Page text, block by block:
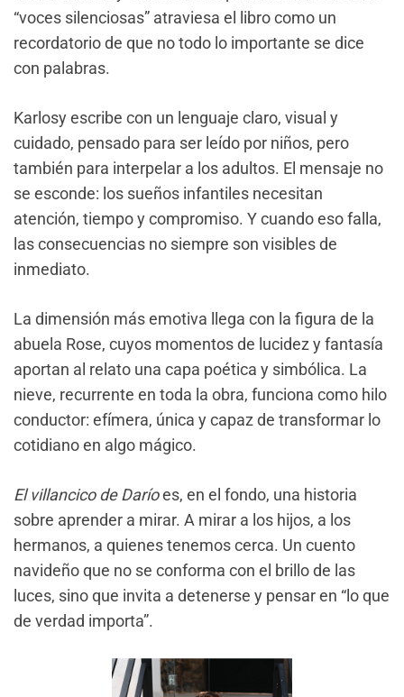
“voces silenciosas” atraviesa el libro como un
recordatorio de que no todo lo importante se dice
con palabras.
Karlosy escribe con un lenguaje claro, visual y
cuidado, pensado para ser leído por niños, pero
también para interpelar a los adultos. El mensaje no
se esconde: los sueños infantiles necesitan
atención, tiempo y compromiso. Y cuando eso falla,
las consecuencias no siempre son visibles de
inmediato.
La dimensión más emotiva llega con la figura de la
abuela Rose, cuyos momentos de lucidez y fantasía
aportan al relato una capa poética y simbólica. La
nieve, recurrente en toda la obra, funciona como hilo
conductor: efímera, única y capaz de transformar lo
cotidiano en algo mágico.
El villancico de Daríoes, en el fondo, una historia
sobre aprender a mirar. A mirar a los hijos, a los
hermanos, a quienes tenemos cerca. Un cuento
navideño que no se conforma con el brillo de las
luces, sino que invita a detenerse y pensar en “lo que
de verdad importa”.